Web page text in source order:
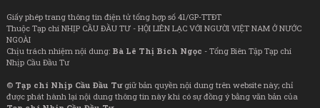
Giấy phép trang thông tin điện tử tổng hợp số 41/GP-TTĐT
Thuộc Tạp chí NHỊP CẦU ĐẦU TƯ - HỘI LIÊN LẠC VỚI NGƯỜI VIỆT NAM Ở NƯỚC
NGOÀI
Chịu trách nhiệm nội dung: Bà Lê Thị Bích Ngọc - Tổng Biên Tập Tạp chí
Nhịp Cầu Đầu Tư
© Tạp chí Nhịp Cầu Đầu Tưgiữ bản quyền nội dung trên website này; chỉ
được phát hành lại nội dung thông tin này khi có sự đồng ý bằng văn bản của